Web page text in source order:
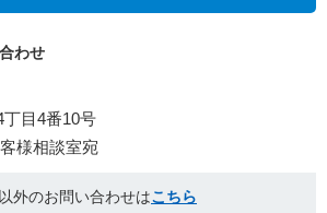
わせ
目4番10号
様相談室宛
外のお問い合わせはこちら